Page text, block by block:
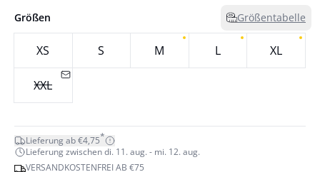
Größen Größentabelle
XS S M L XL
XXL
Lieferung ab €4,75*
Lieferung zwischen di. 11. aug. - mi. 12. aug.
VERSANDKOSTENFREI AB €75